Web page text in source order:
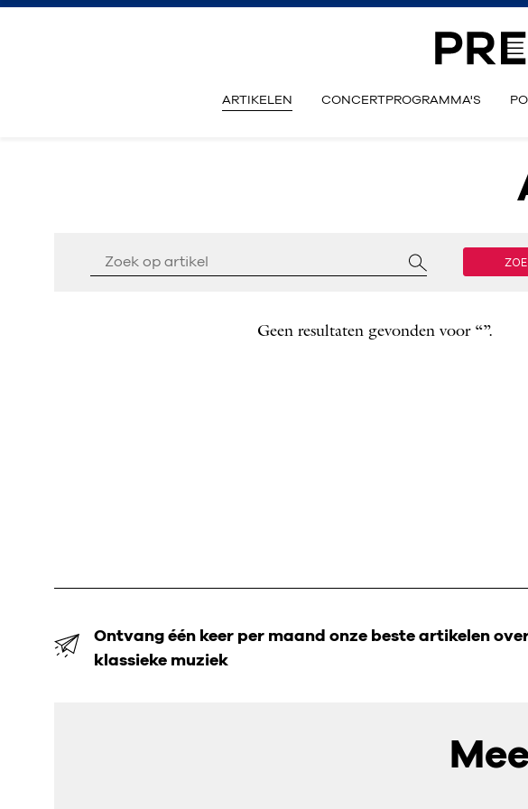
ARTIKELEN CONCERTPROGRAMMA'S
Geen resultaten gevonden voor “”.
Ontvang één keer per maand onze beste artikelen
klassieke muziek